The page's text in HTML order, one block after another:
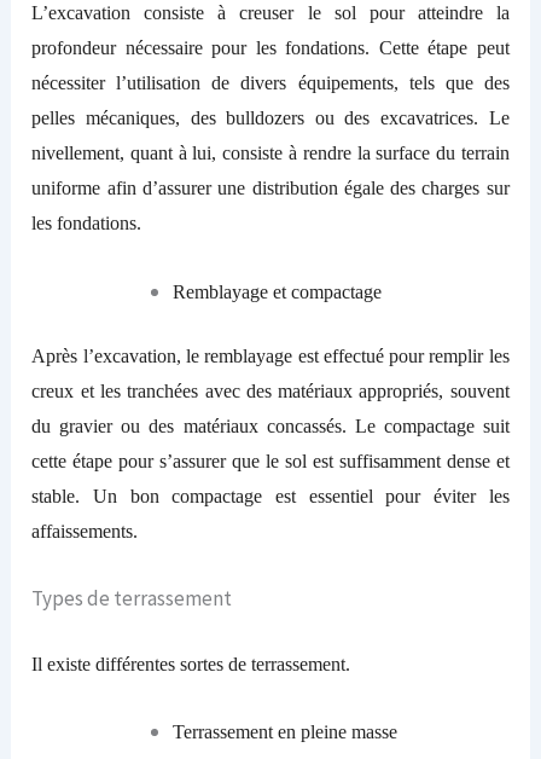
L’excavation consiste à creuser le sol pour atteindre la
profondeur nécessaire pour les fondations. Cette étape peut
nécessiter l’utilisation de divers équipements, tels que des
pelles mécaniques, des bulldozers ou des excavatrices. Le
nivellement, quant à lui, consiste à rendre la surface du terrain
uniforme afin d’assurer une distribution égale des charges sur
les fondations.
Remblayage et compactage
Après l’excavation, le remblayage est effectué pour remplir les
creux et les tranchées avec des matériaux appropriés, souvent
du gravier ou des matériaux concassés. Le compactage suit
cette étape pour s’assurer que le sol est suffisamment dense et
stable. Un bon compactage est essentiel pour éviter les
affaissements.
Types de terrassement
Il existe différentes sortes de terrassement.
Terrassement en pleine masse